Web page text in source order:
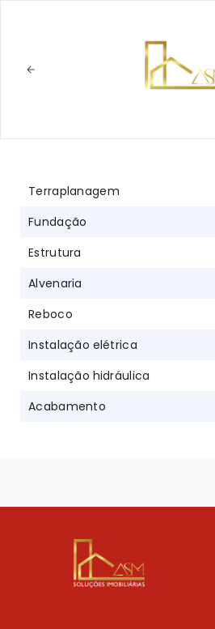
Terraplanagem
Fundação
Estrutura
Alvenaria
Reboco
Instalação elétrica
Instalação hidráulica
Acabamento